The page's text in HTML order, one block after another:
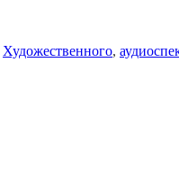
Художественного,